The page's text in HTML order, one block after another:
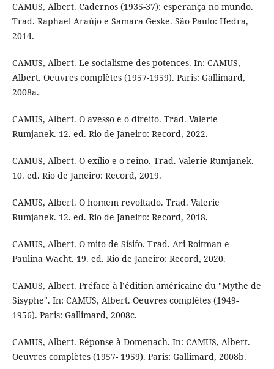
CAMUS, Albert. Cadernos (1935-37): esperança no mundo.
Trad. Raphael Araújo e Samara Geske. São Paulo: Hedra,
2014.
CAMUS, Albert. Le socialisme des potences. In: CAMUS,
Albert. Oeuvres complètes (1957-1959). Paris: Gallimard,
2008a.
CAMUS, Albert. O avesso e o direito. Trad. Valerie
Rumjanek. 12. ed. Rio de Janeiro: Record, 2022.
CAMUS, Albert. O exílio e o reino. Trad. Valerie Rumjanek.
10. ed. Rio de Janeiro: Record, 2019.
CAMUS, Albert. O homem revoltado. Trad. Valerie
Rumjanek. 12. ed. Rio de Janeiro: Record, 2018.
CAMUS, Albert. O mito de Sísifo. Trad. Ari Roitman e
Paulina Wacht. 19. ed. Rio de Janeiro: Record, 2020.
CAMUS, Albert. Préface à l’édition américaine du "Mythe de
Sisyphe". In: CAMUS, Albert. Oeuvres complètes (1949-
1956). Paris: Gallimard, 2008c.
CAMUS, Albert. Réponse à Domenach. In: CAMUS, Albert.
Oeuvres complètes (1957- 1959). Paris: Gallimard, 2008b.